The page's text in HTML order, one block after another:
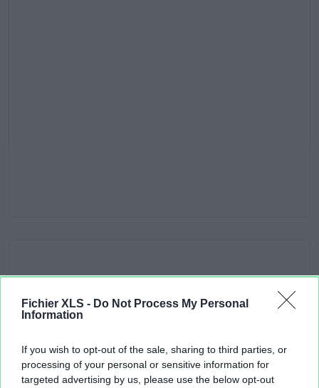
Fichier XLS - Do Not Process My Personal
Information
If you wish to opt-out of the sale, sharing to third parties, or
processing of your personal or sensitive information for
targeted advertising by us, please use the below opt-out